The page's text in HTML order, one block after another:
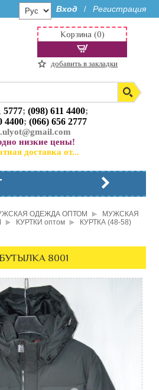
Вход / Регистрация
5777;(098) 611 4400;
4400;(066) 656 2777
низкие цены!
доставка от...
Корзина (0)
добавить в закладки
ОДЕЖДА ОПТОМ
МУЖСКАЯ
КУРТКИ оптом
КУРТКА (48-58)
8001